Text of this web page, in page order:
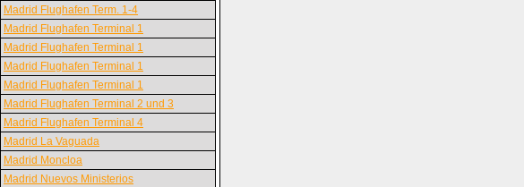
Madrid Flughafen Term. 1-4
Madrid Flughafen Terminal 1
Madrid Flughafen Terminal 1
Madrid Flughafen Terminal 1
Madrid Flughafen Terminal 1
Madrid Flughafen Terminal 2 und 3
Madrid Flughafen Terminal 4
Madrid La Vaguada
Madrid Moncloa
Madrid Nuevos Ministerios